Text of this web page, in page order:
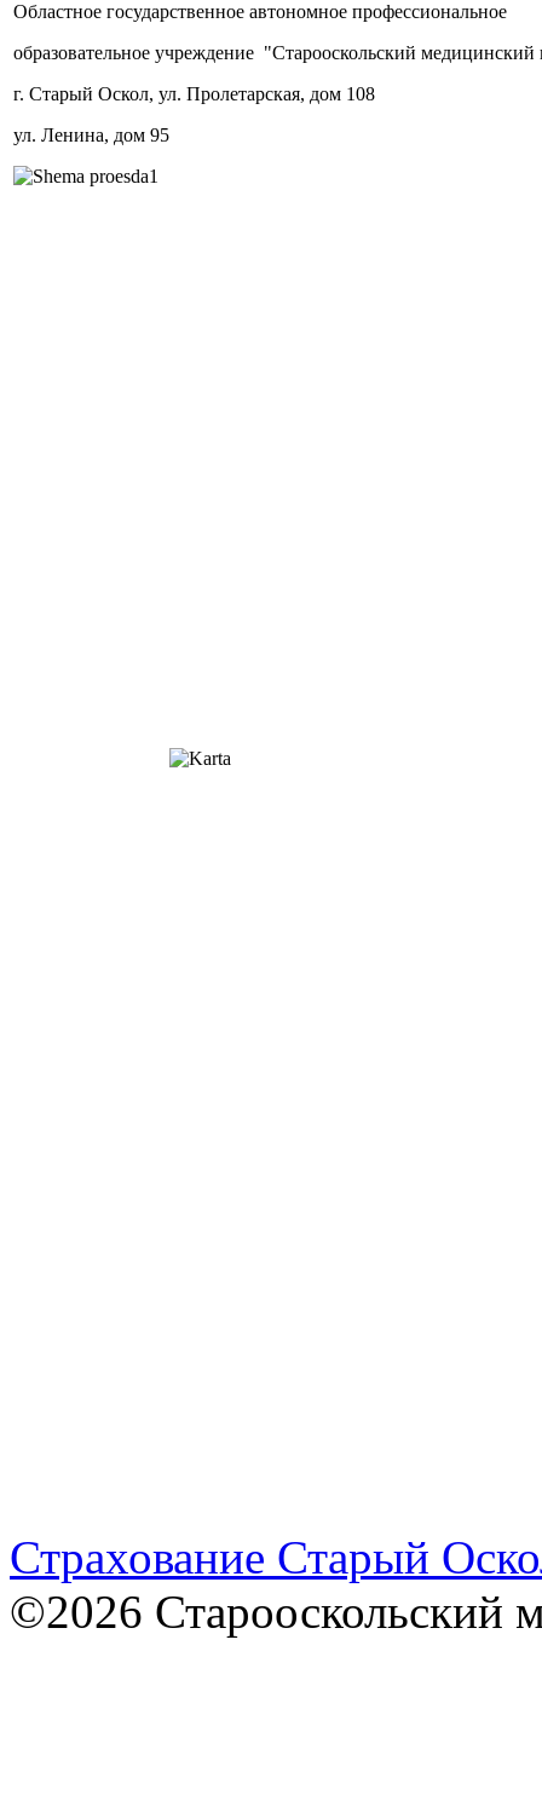
Областное государственное автономное профессиональное
образовательное учреждение "Старооскольский медицинский
г. Старый Оскол, ул. Пролетарская, дом 108
ул. Ленина, дом 95
Страхование Старый
©2026 Старооскольский